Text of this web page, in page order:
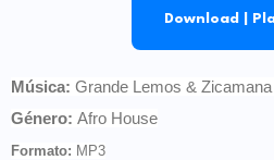
Download |
Música: Grande Lemos &
Género: Afro House
Formato: MP3